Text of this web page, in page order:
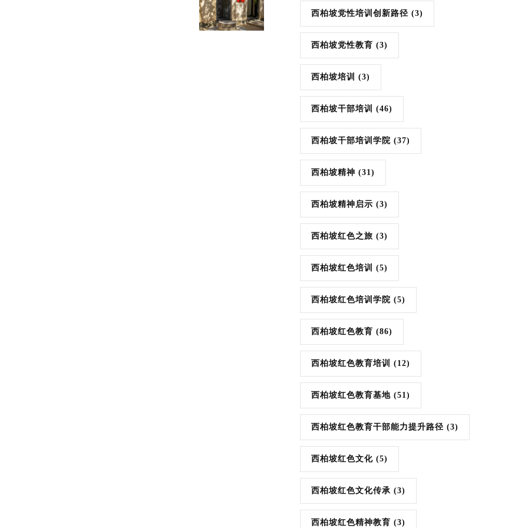
西柏坡党性培训创新路径 (3)
西柏坡党性教育 (3)
西柏坡培训 (3)
西柏坡干部培训 (46)
西柏坡干部培训学院 (37)
西柏坡精神 (31)
西柏坡精神启示 (3)
西柏坡红色之旅 (3)
西柏坡红色培训 (5)
西柏坡红色培训学院 (5)
西柏坡红色教育 (86)
西柏坡红色教育培训 (12)
西柏坡红色教育基地 (51)
西柏坡红色教育干部能力提升路径 (3)
西柏坡红色文化 (5)
西柏坡红色文化传承 (3)
西柏坡红色精神教育 (3)